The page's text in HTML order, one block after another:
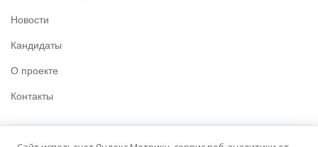
Новости
Кандидаты
О проекте
Контакты